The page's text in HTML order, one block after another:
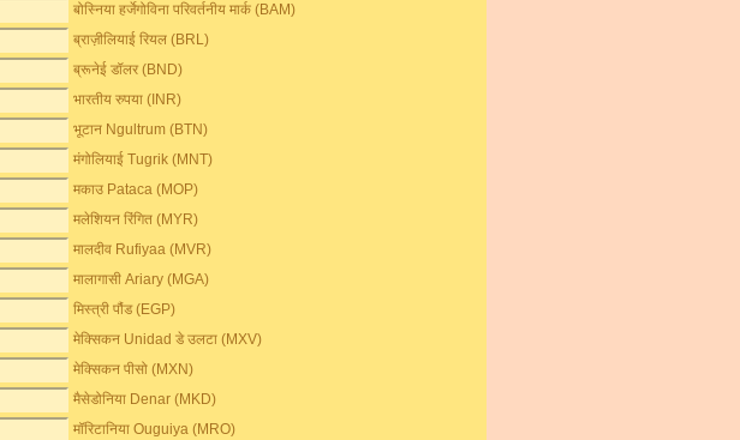
बोस्निया हर्जेगोविना परिवर्तनीय मार्क (BAM)
ब्राज़ीलियाई रियल (BRL)
ब्रूनेई डॉलर (BND)
भारतीय रुपया (INR)
भूटान Ngultrum (BTN)
मंगोलियाई Tugrik (MNT)
मकाउ Pataca (MOP)
मलेशियन रिंगित (MYR)
मालदीव Rufiyaa (MVR)
मालागासी Ariary (MGA)
मिस्त्री पौंड (EGP)
मेक्सिकन Unidad डे उलटा (MXV)
मेक्सिकन पीसो (MXN)
मैसेडोनिया Denar (MKD)
मॉरिटानिया Ouguiya (MRO)